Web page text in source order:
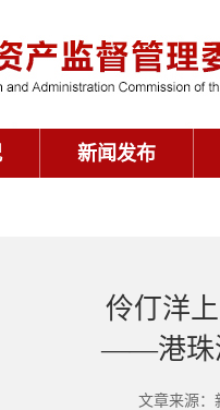
新闻发布
伶仃洋
——港珠
文章来源